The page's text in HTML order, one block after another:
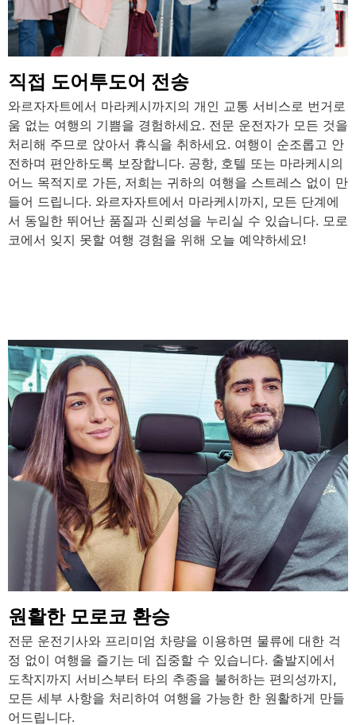
직접 도어투도어 전송
와르자자트에서 마라케시까지의 개인 교통 서비스로 번거로
움 없는 여행의 기쁨을 경험하세요. 전문 운전자가 모든 것을
처리해 주므로 앉아서 휴식을 취하세요. 여행이 순조롭고 안
전하며 편안하도록 보장합니다. 공항, 호텔 또는 마라케시의
어느 목적지로 가든, 저희는 귀하의 여행을 스트레스 없이 만
들어 드립니다. 와르자자트에서 마라케시까지, 모든 단계에
서 동일한 뛰어난 품질과 신뢰성을 누리실 수 있습니다. 모로
코에서 잊지 못할 여행 경험을 위해 오늘 예약하세요!
원활한 모로코 환승
전문 운전기사와 프리미엄 차량을 이용하면 물류에 대한 걱
정 없이 여행을 즐기는 데 집중할 수 있습니다. 출발지에서
도착지까지 서비스부터 타의 추종을 불허하는 편의성까지,
모든 세부 사항을 처리하여 여행을 가능한 한 원활하게 만들
어드립니다.